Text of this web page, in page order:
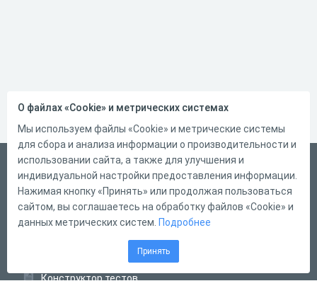
Русский
Справка
Форма обратной связи
Конструктор тестов
О файлах «Cookie» и метрических системах
Мы используем файлы «Cookie» и метрические системы
для сбора и анализа информации о производительности и
использовании сайта, а также для улучшения и
индивидуальной настройки предоставления информации.
Нажимая кнопку «Принять» или продолжая пользоваться
сайтом, вы соглашаетесь на обработку файлов «Cookie» и
данных метрических систем. Подробнее
Принять